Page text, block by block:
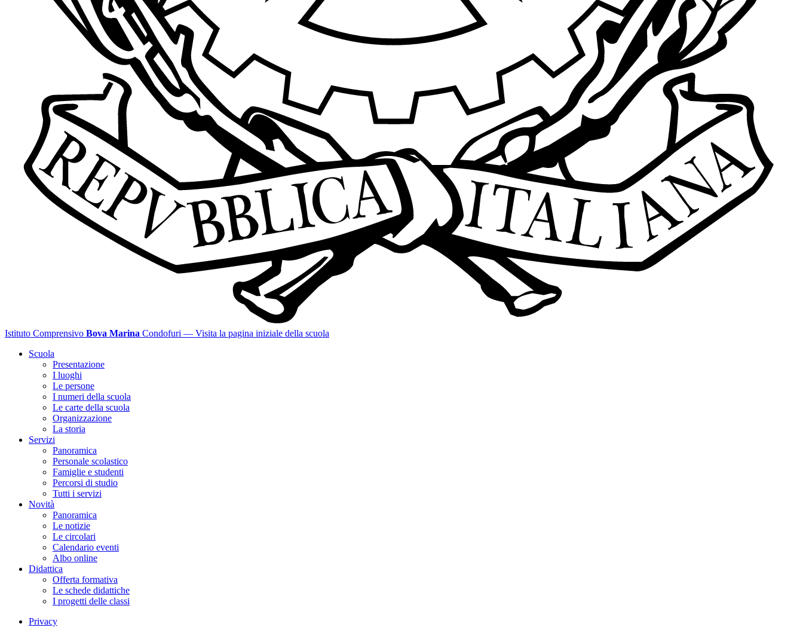
Istituto Comprensivo Bova Marina Condofuri — Visita la pagina iniziale della scuola
Scuola
Presentazione
I luoghi
Le persone
I numeri della scuola
Le carte della scuola
Organizzazione
La storia
Servizi
Panoramica
Personale scolastico
Famiglie e studenti
Percorsi di studio
Tutti i servizi
Novità
Panoramica
Le notizie
Le circolari
Calendario eventi
Albo online
Didattica
Offerta formativa
Le schede didattiche
I progetti delle classi
Privacy